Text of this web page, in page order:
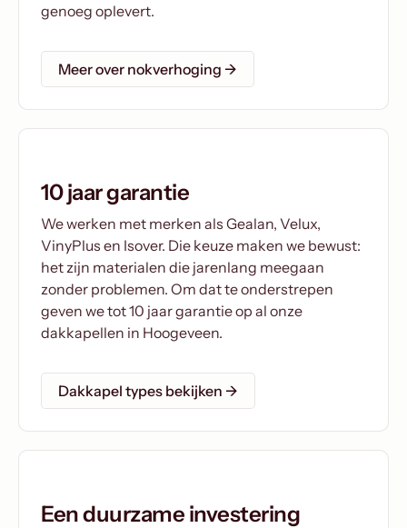
genoeg oplevert.
Meer over nokverhoging →
10 jaar garantie
We werken met merken als Gealan, Velux,
VinyPlus en Isover. Die keuze maken we bewust:
het zijn materialen die jarenlang meegaan
zonder problemen. Om dat te onderstrepen
geven we tot 10 jaar garantie op al onze
dakkapellen in Hoogeveen.
Dakkapel types bekijken →
Een duurzame investering